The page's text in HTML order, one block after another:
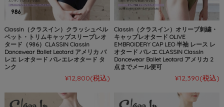
ClassIn（クラスイン）クラッシュベル
ベット・トリムキャップスリープレオ
タード（986）CLASSIN ClassIn
Dancewear Ballet Leotard アメリカ バ
レエ レオタード バレエレオタード タ
ンク
¥12,800(税込)
ClassIn（クラスイン）オリーブ刺繍・
キャップレオタード OLIVE
EMBROIDERY CAP LEO 半袖 レース レ
オタード バレエ CLASSIN ClassIn
Dancewear Ballet Leotard アメリカ 2
点までメール便可
¥12,390(税込)